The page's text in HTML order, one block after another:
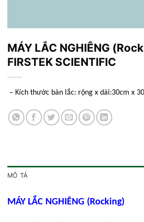
MÁY LẮC NGHIÊNG
FIRSTEK SCIENTIFIC
– Kích thước bàn lắc: rộng x dài:30cm x
MÔ TẢ
MÁY LẮC NGHIÊNG (Rocking)